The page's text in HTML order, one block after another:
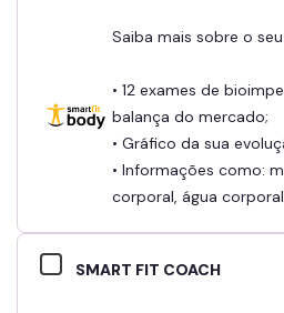
Saiba mais sobre o
• 12 exames de
balança do mercado;
• Gráfico da sua
• Informações como:
corporal, água
SMART FIT COACH